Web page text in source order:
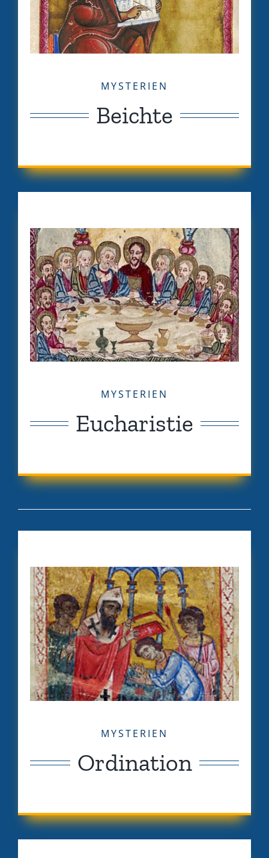
MYSTERIEN
Beichte
MYSTERIEN
Eucharistie
MYSTERIEN
Ordination